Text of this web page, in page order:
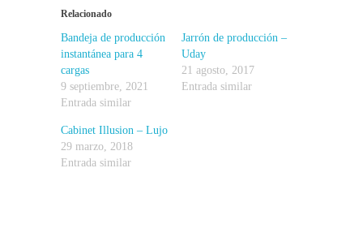
Relacionado
Bandeja de producción
instantánea para 4
cargas
9 septiembre, 2021
Entrada similar
Jarrón de producción –
Uday
21 agosto, 2017
Entrada similar
Cabinet Illusion – Lujo
29 marzo, 2018
Entrada similar